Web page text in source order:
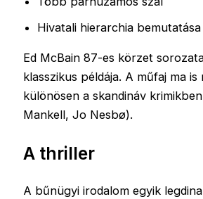
Hivatali hierarchia bemutatása
Ed McBain 87-es körzet
klasszikus példája. A műfaj ma is
különösen a skandináv
Mankell, Jo Nesbø).
A thriller
A bűnügyi irodalom egyik